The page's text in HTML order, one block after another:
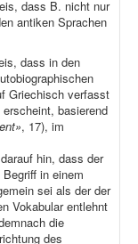
dass B. nicht nur
antiken Sprachen
dass in den
Griechisch verfasst
basierend
, 17), im
hin, dass der
in einem
sei als der der
Vokabular entlehnt
die
des